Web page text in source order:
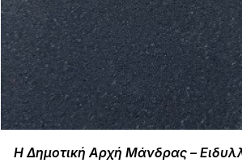
Η Δημοτική Αρχή Μάνδρας –